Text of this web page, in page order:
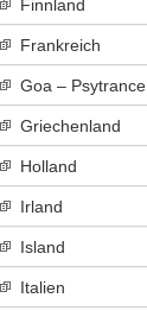
Finnland
Frankreich
Goa – Psytrance
Griechenland
Holland
Irland
Island
Italien